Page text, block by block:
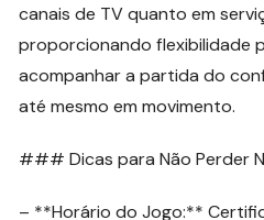
canais de TV quanto em
proporcionando flexibilidade
acompanhar a partida do
até mesmo em movimento.
### Dicas para Não Perder
– **Horário do Jogo:**